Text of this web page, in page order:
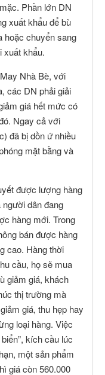
Phần lớn DN
xuất khẩu để bù
hoặc chuyển sang
xuất khẩu.
Nhà Bè, với
các DN phải giải
giá hết mức có
Ngay cả với
đã bị dồn ứ nhiều
mặt bằng và
được lượng hàng
người dân đang
hàng mới. Trong
bán được hàng
cao. Hàng thời
cầu, họ sẽ mua
giảm giá, khách
thị trường mà
giá, thu hẹp hay
loại hàng. Việc
kích cầu lúc
một sản phẩm
giá còn 560.000